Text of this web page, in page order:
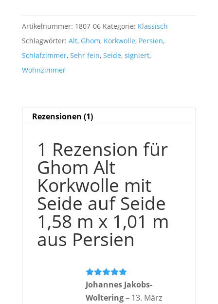
mit
Seide
auf
Seide
x
1,01
Persien
Menge
Artikelnummer: 1807-06 Kategorie: Klassisch
Schlagwörter: Alt, Ghom, Korkwolle, Persien,
Schlafzimmer, Sehr fein, Seide, signiert,
Wohnzimmer
Rezensionen (1)
1 Rezension für
Ghom Alt
Korkwolle mit
Seide auf Seide
1,58 m x 1,01 m
aus Persien
Bewertet mit
5
Johannes Jakobs-
Woltering– 13. März